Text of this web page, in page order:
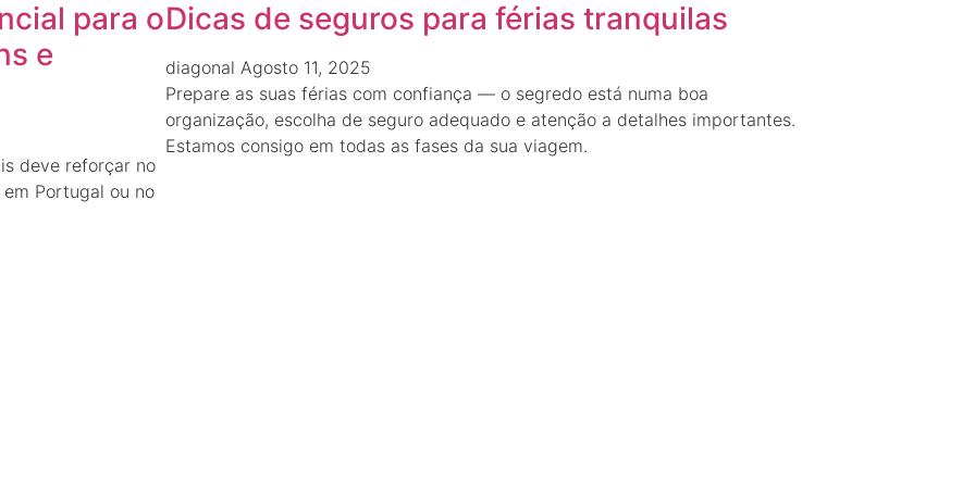
para o
e
deve reforçar no
Portugal ou no
Dicas de seguros para férias tranquilas
diagonal Agosto 11, 2025
Prepare as suas férias com confiança — o segredo está numa boa
organização, escolha de seguro adequado e atenção a detalhes importantes.
Estamos consigo em todas as fases da sua viagem.